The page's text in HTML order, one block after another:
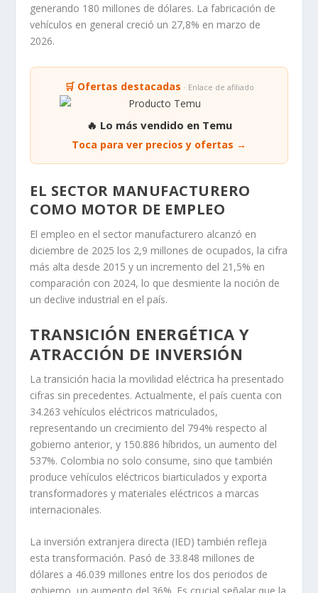
generando 180 millones de dólares. La fabricación de
vehículos en general creció un 27,8% en marzo de
2026.
🛒 Ofertas destacadas · Enlace de afiliado
🔥 Lo más vendido en Temu
Toca para ver precios y ofertas →
EL SECTOR MANUFACTURERO
COMO MOTOR DE EMPLEO
El empleo en el sector manufacturero alcanzó en
diciembre de 2025 los 2,9 millones de ocupados, la cifra
más alta desde 2015 y un incremento del 21,5% en
comparación con 2024, lo que desmiente la noción de
un declive industrial en el país.
TRANSICIÓN ENERGÉTICA Y
ATRACCIÓN DE INVERSIÓN
La transición hacia la movilidad eléctrica ha presentado
cifras sin precedentes. Actualmente, el país cuenta con